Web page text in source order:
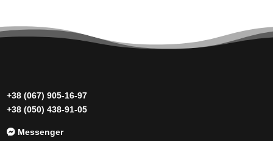
+38 (067) 905-16-97
+38 (050) 438-91-05
Messenger